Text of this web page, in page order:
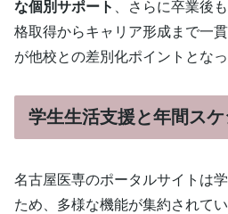
な個別サポート
、さらに卒業後
格取得からキャリア形成まで一
が他校との差別化ポイントとなっ
学生生活支援と年間ス
名古屋医専のポータルサイトは
ため、多様な機能が集約されて